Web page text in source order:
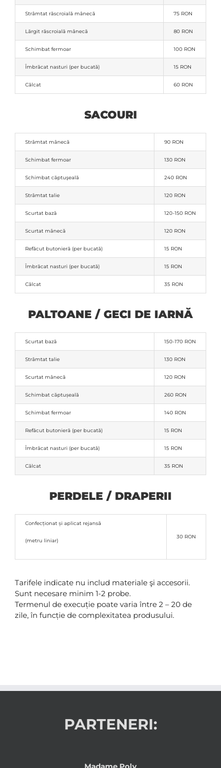
Strâmtat răscroială mânecă 75 RON
Lărgit răscroială mânecă 80 RON
Schimbat fermoar 100 RON
Îmbrăcat nasturi (per bucată) 15 RON
Călcat 60 RON
SACOURI
Strâmtat mânecă 90 RON
Schimbat fermoar 130 RON
Schimbat căptuşeală 240 RON
Strâmtat talie 120 RON
Scurtat bază 120-150 RON
Scurtat mânecă 120 RON
Refăcut butonieră (per bucată) 15 RON
Îmbrăcat nasturi (per bucată) 15 RON
Călcat 35 RON
PALTOANE / GECI DE IARNĂ
Scurtat bază 150-170 RON
Strâmtat talie 130 RON
Scurtat mânecă 120 RON
Schimbat căptușeală 260 RON
Schimbat fermoar 140 RON
Refăcut butonieră (per bucată) 15 RON
Îmbrăcat nasturi (per bucată) 15 RON
Călcat 35 RON
PERDELE / DRAPERII
Confecționat și aplicat rejansă
(metru liniar)
30 RON
Tarifele indicate nu includ materiale şi accesorii.
Sunt necesare minim 1-2 probe.
Termenul de execuție poate varia între 2 – 20 de
zile, în funcție de complexitatea produsului.
PARTENERI: